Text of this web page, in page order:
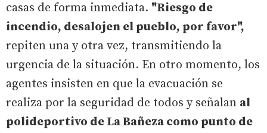
casas de forma inmediata. "Riesgo de
incendio, desalojen el pueblo, por favor",
repiten una y otra vez, transmitiendo la
urgencia de la situación. En otro momento, los
agentes insisten en que la evacuación se
realiza por la seguridad de todos y señalan al
polideportivo de La Bañeza como punto de